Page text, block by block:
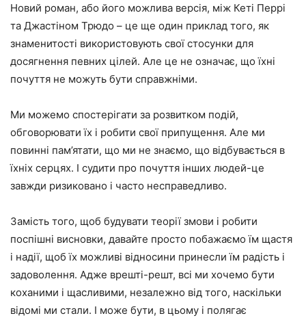
Новий роман, або його можлива версія, між Кеті Перрі
та Джастіном Трюдо – це ще один приклад того, як
знаменитості використовують свої стосунки для
досягнення певних цілей. Але це не означає, що їхні
почуття не можуть бути справжніми.
Ми можемо спостерігати за розвитком подій,
обговорювати їх і робити свої припущення. Але ми
повинні пам’ятати, що ми не знаємо, що відбувається в
їхніх серцях. І судити про почуття інших людей-це
завжди ризиковано і часто несправедливо.
Замість того, щоб будувати теорії змови і робити
поспішні висновки, давайте просто побажаємо їм щастя
і надії, щоб їх можливі відносини принесли їм радість і
задоволення. Адже врешті-решт, всі ми хочемо бути
коханими і щасливими, незалежно від того, наскільки
відомі ми стали. І може бути, в цьому і полягає